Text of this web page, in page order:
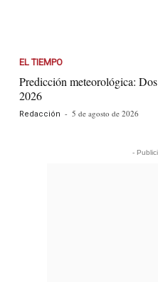
EL TIEMPO
Predicción meteorológica:
2026
Redacción - 5 de agosto de 2026
-